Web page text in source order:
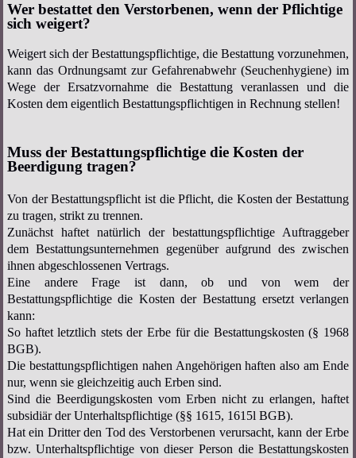
Wer bestattet den Verstorbenen, wenn der Pflichtige
sich weigert?
Weigert sich der Bestattungspflichtige, die Bestattung vorzunehmen,
kann das Ordnungsamt zur Gefahrenabwehr (Seuchenhygiene) im
Wege der Ersatzvornahme die Bestattung veranlassen und die
Kosten dem eigentlich Bestattungspflichtigen in Rechnung stellen!
Muss der Bestattungspflichtige die Kosten der
Beerdigung tragen?
Von der Bestattungspflicht ist die Pflicht, die Kosten der Bestattung
zu tragen, strikt zu trennen.
Zunächst haftet natürlich der bestattungspflichtige Auftraggeber
dem Bestattungsunternehmen gegenüber aufgrund des zwischen
ihnen abgeschlossenen Vertrags.
Eine andere Frage ist dann, ob und von wem der
Bestattungspflichtige die Kosten der Bestattung ersetzt verlangen
kann:
So haftet letztlich stets der Erbe für die Bestattungskosten (§ 1968
BGB).
Die bestattungspflichtigen nahen Angehörigen haften also am Ende
nur, wenn sie gleichzeitig auch Erben sind.
Sind die Beerdigungskosten vom Erben nicht zu erlangen, haftet
subsidiär der Unterhaltspflichtige (§§ 1615, 1615l BGB).
Hat ein Dritter den Tod des Verstorbenen verursacht, kann der Erbe
bzw. Unterhaltspflichtige von dieser Person die Bestattungskosten